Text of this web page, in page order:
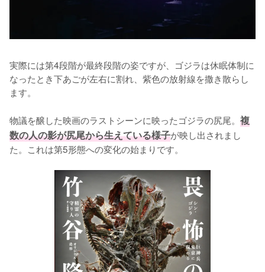
実際には第4段階が最終段階の姿ですが、ゴジラは休眠体制に
なったとき下あごが左右に割れ、紫色の放射線を撒き散らし
ます。
物議を醸した映画のラストシーンに映ったゴジラの尻尾。 複
数の人の影が尻尾から生えている様子が映し出されまし
た。これは第5形態への変化の始まりです。